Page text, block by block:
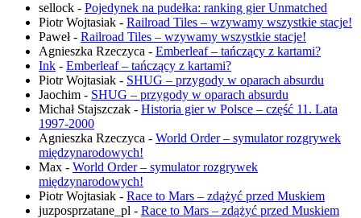
sellock - Pojedynek na pudełka: ranking gier Unmatched
Piotr Wojtasiak - Railroad Tiles – wzywamy wszystkie stacje!
Paweł- Railroad Tiles – wzywamy wszystkie stacje!
Agnieszka Rzeczyca - Emberleaf – tańczący z kartami?
Ink - Emberleaf – tańczący z kartami?
Piotr Wojtasiak - SHUG – przygody w oparach absurdu
Jaochim - SHUG – przygody w oparach absurdu
Michał Stajszczak - Historia gier w Polsce – część 11. Lata
1997-2000
Agnieszka Rzeczyca - World Order – symulator rozgrywek
międzynarodowych!
Max - World Order – symulator rozgrywek
międzynarodowych!
Piotr Wojtasiak - Race to Mars – zdążyć przed Muskiem
juzposprzatane_pl - Race to Mars – zdążyć przed Muskiem